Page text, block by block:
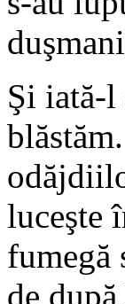
Şi iată-l
luceşte
fumegă
de